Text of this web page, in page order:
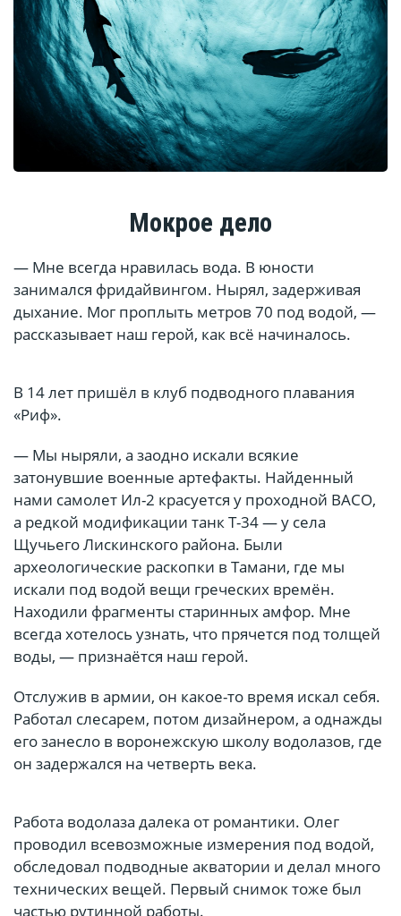
Мокрое дело
— Мне всегда нравилась вода. В юности
занимался фридайвингом. Нырял, задерживая
дыхание. Мог проплыть метров 70 под водой, —
рассказывает наш герой, как всё начиналось.
В 14 лет пришёл в клуб подводного плавания
«Риф».
— Мы ныряли, а заодно искали всякие
затонувшие военные артефакты. Найденный
нами самолет Ил-2 красуется у проходной ВАСО,
а редкой модификации танк Т-34 — у села
Щучьего Лискинского района. Были
археологические раскопки в Тамани, где мы
искали под водой вещи греческих времён.
Находили фрагменты старинных амфор. Мне
всегда хотелось узнать, что прячется под толщей
воды, — признаётся наш герой.
Отслужив в армии, он какое-то время искал себя.
Работал слесарем, потом дизайнером, а однажды
его занесло в воронежскую школу водолазов, где
он задержался на четверть века.
Работа водолаза далека от романтики. Олег
проводил всевозможные измерения под водой,
обследовал подводные акватории и делал много
технических вещей. Первый снимок тоже был
частью рутинной работы.